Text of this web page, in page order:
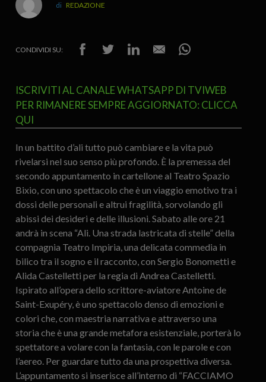
REDAZIONE
CONDIVIDI SU:
ISCRIVITI AL CANALE WHATSAPP DI TVIWEB
PER RIMANERE SEMPRE AGGIORNATO: CLICCA
QUI
In un battito d’ali tutto può cambiare e la vita può
rivelarsi nel suo senso più profondo. È la premessa del
secondo appuntamento in cartellone al Teatro Spazio
Bixio, con uno spettacolo che è un viaggio emotivo tra i
dossi delle personali e altrui fragilità, sorvolando gli
abissi dei desideri e delle illusioni. Sabato alle ore 21
andrà in scena “Ali. Una strada lastricata di stelle” della
compagnia Teatro Impiria, una delicata commedia in
bilico tra il sogno e il racconto, con Sergio Bonometti e
Alida Castelletti per la regia di Andrea Castelletti.
Ispirato all’opera dello scrittore-aviatore Antoine de
Saint-Exupéry, è uno spettacolo denso di emozioni e
colori che, con maestria narrativa e attraverso una
storia che è una grande metafora esistenziale, porterà lo
spettatore a volare con la fantasia, con le parole e con
l’aereo. Per guardare tutto da una prospettiva diversa.
L’appuntamento si inserisce all’interno di “FACCIAMO